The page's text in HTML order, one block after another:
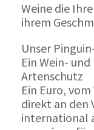
Weine die
ihrem
Unser
Ein Wein-
Artenschutz
Ein Euro,
direkt an den
international